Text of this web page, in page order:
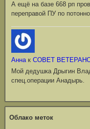
А ещё на базе 668 рп
переправой ПУ по
Аннак СОВЕТ
Мой дедушка Дрыгин
спец.операции Анадырь.
Облако меток